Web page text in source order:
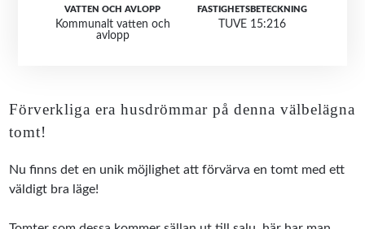
VATTEN OCH AVLOPP
Kommunalt vatten och
avlopp
FASTIGHETSBETECKNING
TUVE 15:216
Förverkliga era husdrömmar på denna välbelägna
tomt!
Nu finns det en unik möjlighet att förvärva en tomt med ett
väldigt bra läge!